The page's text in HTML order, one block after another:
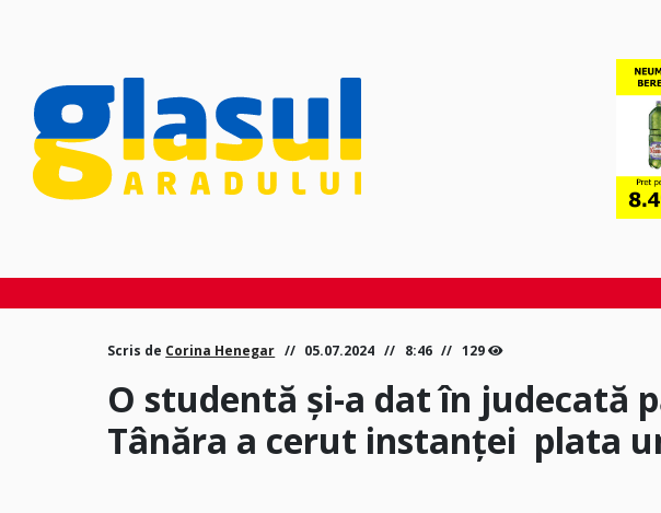
Scris de Corina Henegar 05.07.2024 8:46 129
O studentă și-a dat în judecată
Tânăra a cerut instanței plata